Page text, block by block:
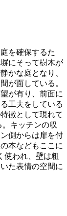
を確保するた
にそって樹木が
かな庭となり、
が面している。
が有り、前面に
工夫をしている
徴として現れて
キッチンの収
側からは扉を付
本などもここに
使われ、壁は粗
た表情の空間に